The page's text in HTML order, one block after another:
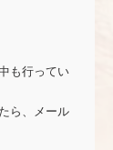
も行ってい
ら、メール